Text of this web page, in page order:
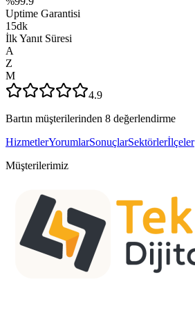
Uptime Garantisi
15dk
İlk Yanıt Süresi
A
Z
M
4.9
Bartın müşterilerinden 8 değerlendirme
HizmetlerYorumlarSonuçlarSektörlerİlçeler
Müşterilerimiz